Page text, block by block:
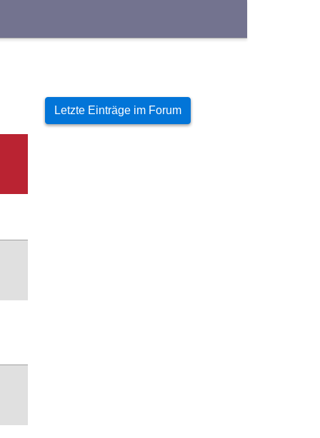
Letzte Einträge im Forum